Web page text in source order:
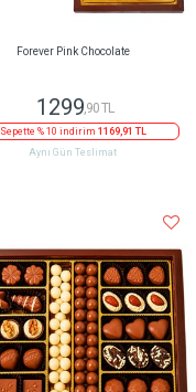
Forever Pink Chocolate
1299,90 TL
Sepette % 10 indirim 1169,91 TL
Aynı Gün Teslimat